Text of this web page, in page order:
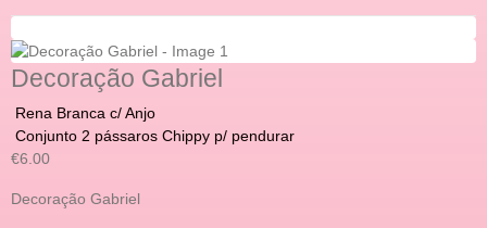
Decoração Gabriel
Rena Branca c/ Anjo
Conjunto 2 pássaros Chippy p/ pendurar
€6.00
Decoração Gabriel